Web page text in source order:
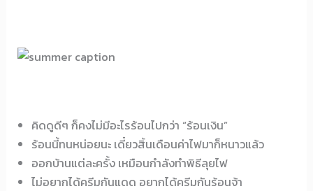
คิดดูดีๆ ก็คงไม่มีอะไรร้อนไปกว่า “ร้อนเงิน”
ร้อนนี้ทนหน่อยนะ เดี๋ยวสิ้นเดือนค่าไฟมาก็หนาวแล้ว
ออกบ้านแต่ละครั้ง เหมือนกำลังทำพิธีลุยไฟ
ไม่อยากได้ครีมกันแดด อยากได้ครีมกันร้อนจ้า